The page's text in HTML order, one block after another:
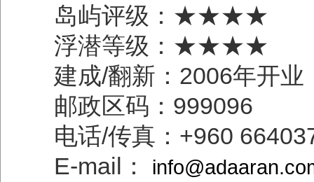
岛屿评级：★★★★
浮潜等级：★★★★
建成/翻新：2006年开业
邮政区码：999096
电话/传真：+960
E-mail：